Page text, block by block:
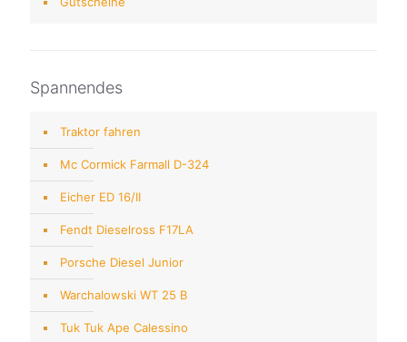
Spannendes
Traktor fahren
Mc Cormick Farmall D-324
Eicher ED 16/II
Fendt Dieselross F17LA
Porsche Diesel Junior
Warchalowski WT 25 B
Tuk Tuk Ape Calessino